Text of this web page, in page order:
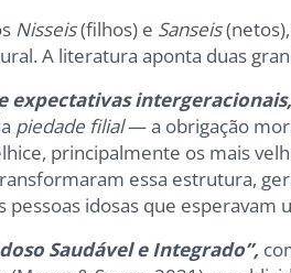
Nisseis(filhos) e Sanseis
A literatura aponta duas
expectativas intergeracionais,
piedade filial— a obrigação
principalmente os mais
essa estrutura,
idosas que esperavam
Saudável e Integrado”,